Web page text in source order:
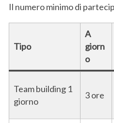
Il numero minimo di
Tipo
A
giorn
o
Team building 1
giorno
3 ore